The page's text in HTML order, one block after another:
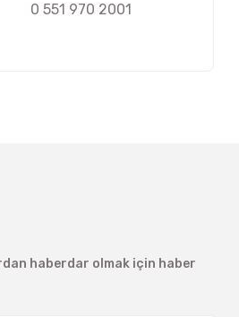
0 551 970 2001
haberdar olmak için haber